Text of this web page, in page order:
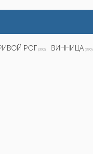
РОГ(392) ВИННИЦА (390)